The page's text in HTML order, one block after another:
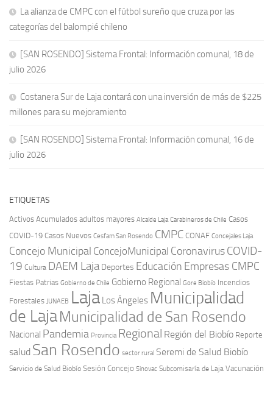
La alianza de CMPC con el fútbol sureño que cruza por las
categorías del balompié chileno
[SAN ROSENDO] Sistema Frontal: Información comunal, 18 de
julio 2026
Costanera Sur de Laja contará con una inversión de más de $225
millones para su mejoramiento
[SAN ROSENDO] Sistema Frontal: Información comunal, 16 de
julio 2026
ETIQUETAS
Activos Acumulados adultos mayores Alcalde Laja Carabineros de Chile Casos
COVID-19 Casos Nuevos Cesfam San Rosendo CMPC CONAF Concejales Laja
Concejo Municipal ConcejoMunicipal CoronavirusCOVID-
19 Cultura DAEM Laja Deportes Educación Empresas CMPC
Fiestas Patrias Gobierno de Chile Gobierno Regional Gore Biobío Incendios
Forestales JUNAEB Laja Los Ángeles Municipalidad
de LajaMunicipalidad de San Rosendo
Nacional Pandemia Provincia Regional Región del Biobío Reporte
salud San Rosendo sector rural Seremi de Salud Biobío
Servicio de Salud Biobío Sesión Concejo Sinovac Subcomisaría de Laja Vacunación